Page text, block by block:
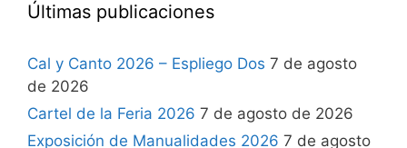
Últimas publicaciones
Cal y Canto 2026 – Espliego Dos 7 de agosto
de 2026
Cartel de la Feria 2026 7 de agosto de 2026
Exposición de Manualidades 2026 7 de agosto